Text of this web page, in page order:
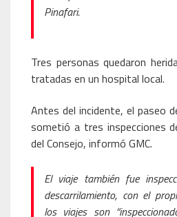
Pinafari.
Tres personas quedaron
tratadas en un hospital local.
Antes del incidente, el paseo
sometió a tres inspecciones
del Consejo, informó GMC.
El viaje también fue
descarrilamiento, con el
los viajes son